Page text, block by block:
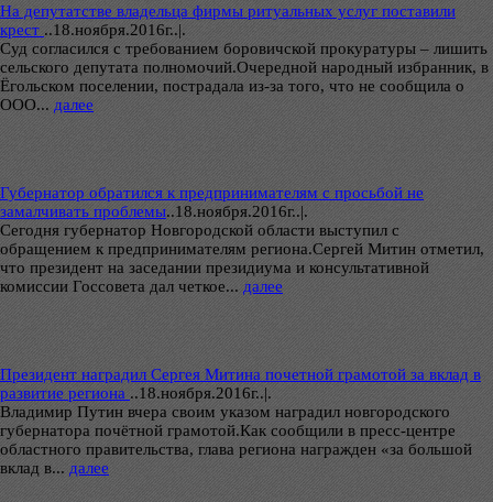
На депутатстве владельца фирмы ритуальных услуг поставили
крест ..18.ноября.2016г..|.
Суд согласился с требованием боровичской прокуратуры – лишить
сельского депутата полномочий.Очередной народный избранник, в
Ёгольском поселении, пострадала из-за того, что не сообщила о
ООО... далее
Губернатор обратился к предпринимателям с просьбой не
замалчивать проблемы..18.ноября.2016г..|.
Сегодня губернатор Новгородской области выступил с
обращением к предпринимателям региона.Сергей Митин отметил,
что президент на заседании президиума и консультативной
комиссии Госсовета дал четкое... далее
Президент наградил Сергея Митина почетной грамотой за вклад в
развитие региона ..18.ноября.2016г..|.
Владимир Путин вчера своим указом наградил новгородского
губернатора почётной грамотой.Как сообщили в пресс-центре
областного правительства, глава региона награжден «за большой
вклад в... далее